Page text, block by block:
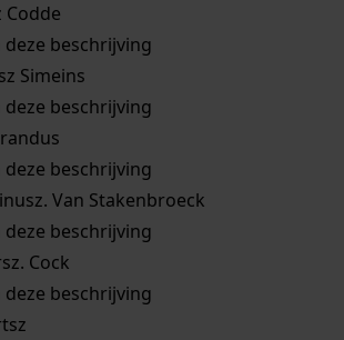
Codde
beschrijving
Simeins
beschrijving
beschrijving
Van Stakenbroeck
beschrijving
Cock
beschrijving